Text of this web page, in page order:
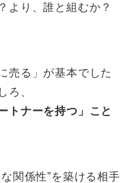
より、誰と組むか？
売る」が基本でした
ろ、
トナーを持つ」こと
関係性”を築ける相手